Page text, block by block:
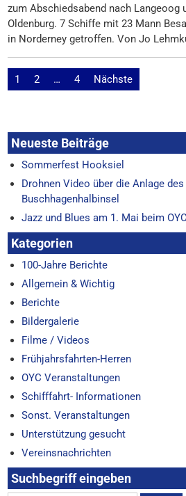
zum Abschiedsabend nach Langeoog
Oldenburg. 7 Schiffe mit 23 Mann
in Norderney getroffen. Von Jo
Seitennummerierung
der
1 2 … 4 Nächste
Neueste Beiträge
Sommerfest Hooksiel
Drohnen Video über die Anlage
Buschhagenhalbinsel
Jazz und Blues am 1. Mai beim OYC
Kategorien
100-Jahre Berichte
Allgemein & Wichtig
Berichte
Bildergalerie
Filme / Videos
Frühjahrsfahrten-Herren
OYC Veranstaltungen
Schifffahrt- Informationen
Sonst. Veranstaltungen
Unterstützung gesucht
Vereinsnachrichten
Suchbegriff eingeben